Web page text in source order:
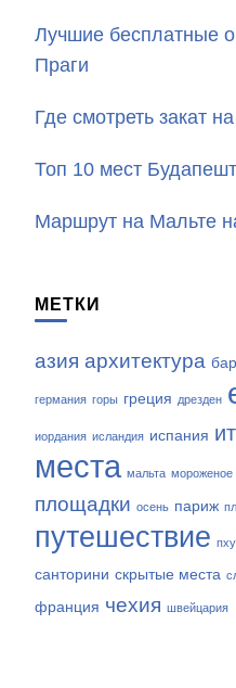
Лучшие бесплатные
Праги
Где смотреть закат
Топ 10 мест
Маршрут на Мальте
МЕТКИ
азия архитектура
германия горы греция дрезден
иордания исландия испания
места мальта мороженое
площадки осень париж
путешествие
санторини скрытые места
франция чехия швейцария